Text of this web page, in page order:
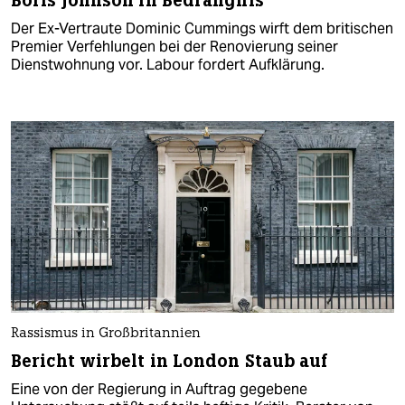
Der Ex-Vertraute Dominic Cummings wirft dem britischen
Premier Verfehlungen bei der Renovierung seiner
Dienstwohnung vor. Labour fordert Aufklärung.
Rassismus in Großbritannien
Bericht wirbelt in London Staub auf
Eine von der Regierung in Auftrag gegebene